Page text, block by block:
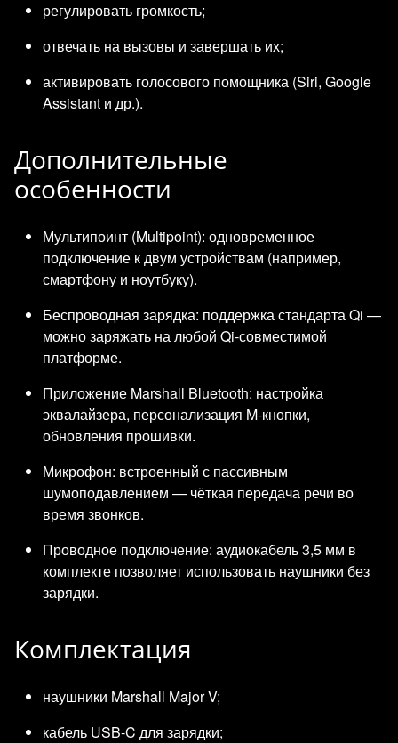
регулировать громкость;
отвечать на вызовы и завершать их;
активировать голосового помощника (Siri, Google
Assistant и др.).
Дополнительные
особенности
Мультипоинт (Multipoint): одновременное
подключение к двум устройствам (например,
смартфону и ноутбуку).
Беспроводная зарядка: поддержка стандарта Qi —
можно заряжать на любой Qi‑совместимой
платформе.
Приложение Marshall Bluetooth: настройка
эквалайзера, персонализация M‑кнопки,
обновления прошивки.
Микрофон: встроенный с пассивным
шумоподавлением — чёткая передача речи во
время звонков.
Проводное подключение: аудиокабель 3,5 мм в
комплекте позволяет использовать наушники без
зарядки.
Комплектация
наушники Marshall Major V;
кабель USB‑C для зарядки;